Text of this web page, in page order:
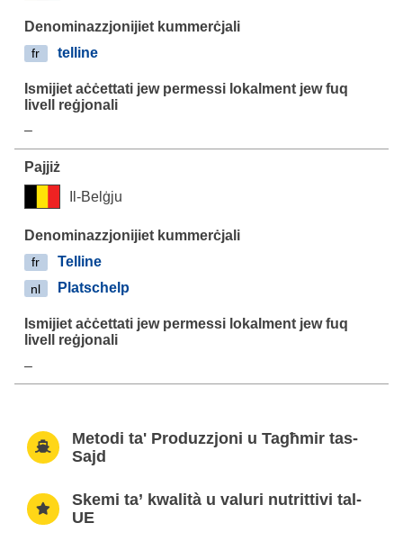
fr telline
–
Il-Belġju
fr Telline
nl Platschelp
–
Metodi ta' Produzzjoni u Tagħmir tas-
Sajd
Skemi ta’ kwalità u valuri nutrittivi tal-
UE